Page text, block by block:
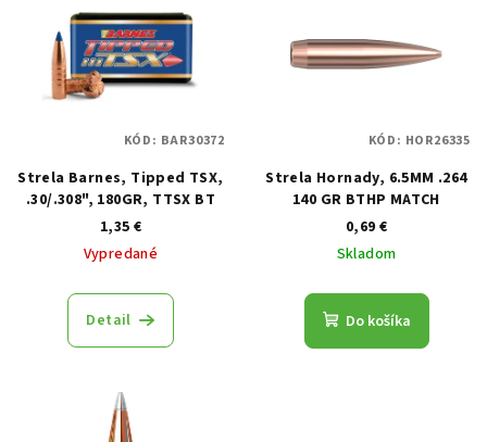
Strela Barnes, Tipped TSX,
.30/.308", 180GR, TTSX BT
1,35 €
Vypredané
Detail
KÓD: BAR30372
Strela Hornady, 6.5MM .264
140 GR BTHP MATCH
0,69 €
Skladom
Do košíka
KÓD: HOR26335